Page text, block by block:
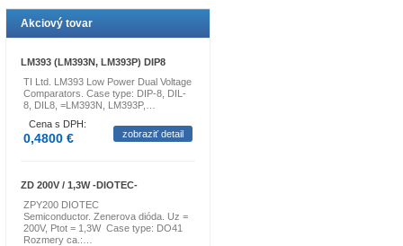
Akciový tovar
LM393 (LM393N, LM393P) DIP8
TI Ltd. LM393 Low Power Dual Voltage
Comparators. Case type: DIP-8, DIL-
8, DIL8, =LM393N, LM393P,…
Cena s DPH:
0,4800 € zobraziť detail
ZD 200V / 1,3W -DIOTEC-
ZPY200 DIOTEC
Semiconductor. Zenerova dióda. Uz =
200V, Ptot = 1,3W Case type: DO41
Rozmery ca.:…